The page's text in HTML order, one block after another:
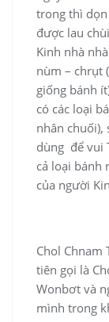
trong thì dọn
được lau
Kinh nhà
nùm – chrụt
giống bánh
có các loại
nhân chuối),
dùng để vui
cả loại bánh
của người
Chol Chnam
tiên gọi là
Wonbơt và
mình trong